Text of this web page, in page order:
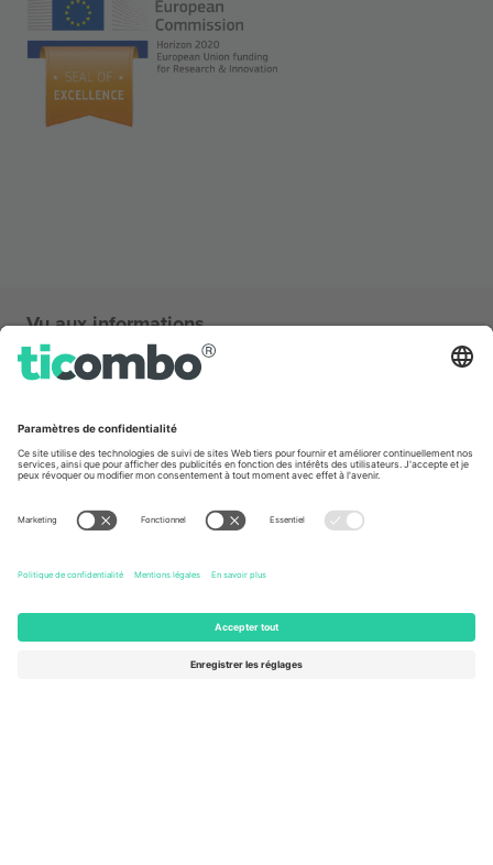
Vu aux informations
À propos de
Imprimer
Services de l'entreprise
Comment ça marche
Hôtels
Centre d'information sur la Coupe